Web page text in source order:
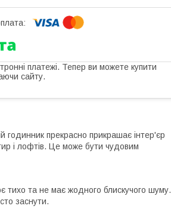
платежі. Тепер ви можете купити
сайту.
годинник прекрасно прикрашає інтер'єр
і лофтів. Це може бути чудовим
тихо та не має жодного блискучого шуму.
заснути.